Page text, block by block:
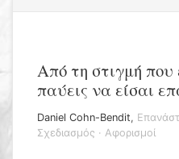
Από τη στιγμή που
παύεις να είσαι
Daniel Cohn-Bendit,
Σχεδιασμός · Αφορισμοί